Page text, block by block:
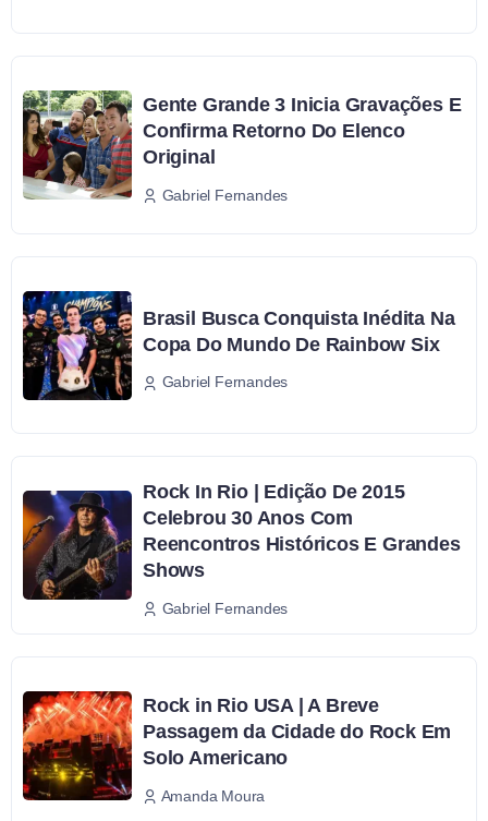
Gente Grande 3 Inicia Gravações E
Confirma Retorno Do Elenco
Original
Gabriel Fernandes
Brasil Busca Conquista Inédita Na
Copa Do Mundo De Rainbow Six
Gabriel Fernandes
Rock In Rio | Edição De 2015
Celebrou 30 Anos Com
Reencontros Históricos E Grandes
Shows
Gabriel Fernandes
Rock in Rio USA | A Breve
Passagem da Cidade do Rock Em
Solo Americano
Amanda Moura